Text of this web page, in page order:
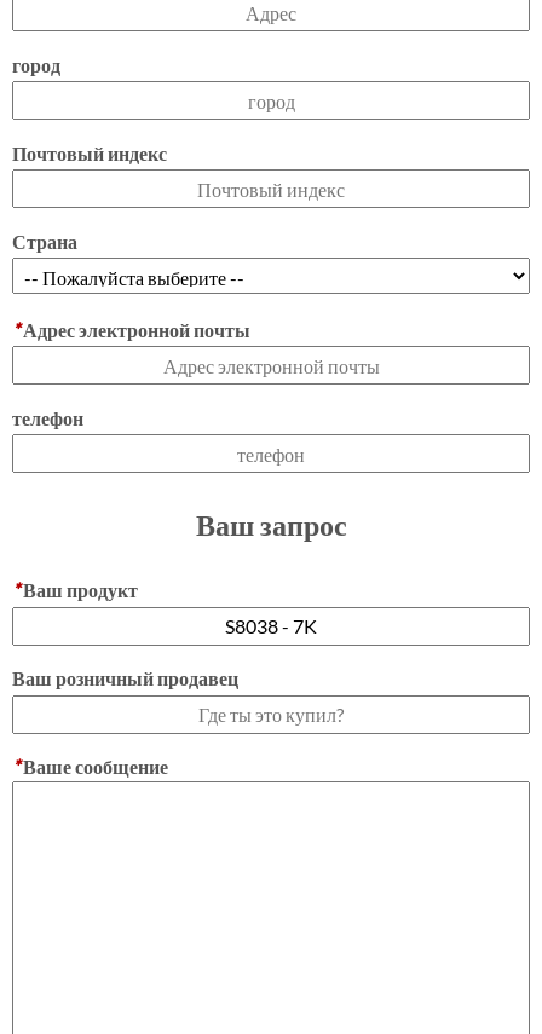
город
Почтовый индекс
Страна
*Адрес электронной почты
телефон
Ваш запрос
*Ваш продукт
Ваш розничный продавец
*Ваше сообщение